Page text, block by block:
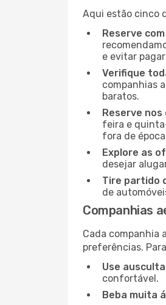
Aqui estão cinco
Reserve
e evitar
Verifique
companhias
baratos.
Reserve
feira e
fora de
Explore as
desejar
Tire partido
de
Companhias
Cada companhia
preferências.
Use
confortável.
Beba muita